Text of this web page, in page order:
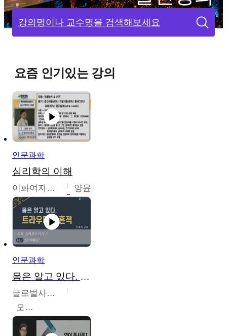
강의명이나 교수명을 검색해보세요
요즘 인기있는 강의
인문과학
심리학의 이해
이화여자대학교 양윤
인문과학
몸은 알고 있다. 트라우마의 흔적
글로벌사이버대학교
오주원